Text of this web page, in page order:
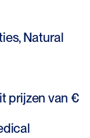
Natural
prijzen van €